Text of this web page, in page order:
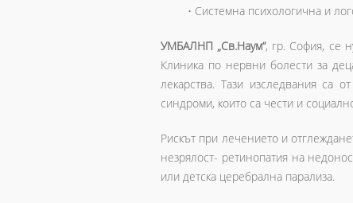
• Системна психологична и
УМБАЛНП „Св.Наум“, гр. София, се
Клиника по нервни болести за
лекарства. Тази изследвания са
синдроми, които са чести и
Рискът при лечението и
незрялост- ретинопатия на
или детска церебрална парализа.